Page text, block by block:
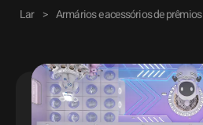
Lar > Armários e acessórios de prêmios